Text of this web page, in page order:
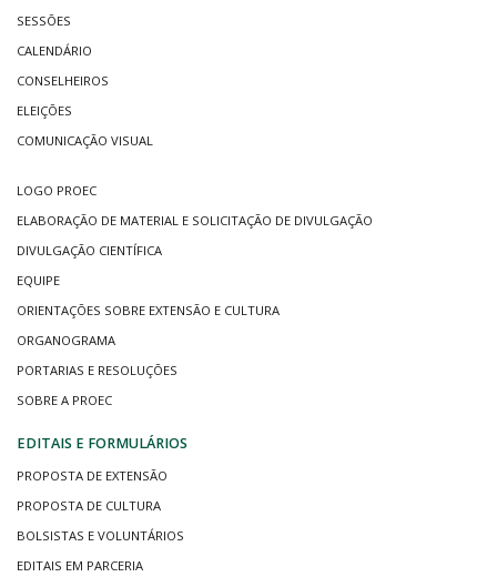
SESSÕES
CALENDÁRIO
CONSELHEIROS
ELEIÇÕES
COMUNICAÇÃO VISUAL
LOGO PROEC
ELABORAÇÃO DE MATERIAL E SOLICITAÇÃO DE DIVULGAÇÃO
DIVULGAÇÃO CIENTÍFICA
EQUIPE
ORIENTAÇÕES SOBRE EXTENSÃO E CULTURA
ORGANOGRAMA
PORTARIAS E RESOLUÇÕES
SOBRE A PROEC
EDITAIS E FORMULÁRIOS
PROPOSTA DE EXTENSÃO
PROPOSTA DE CULTURA
BOLSISTAS E VOLUNTÁRIOS
EDITAIS EM PARCERIA